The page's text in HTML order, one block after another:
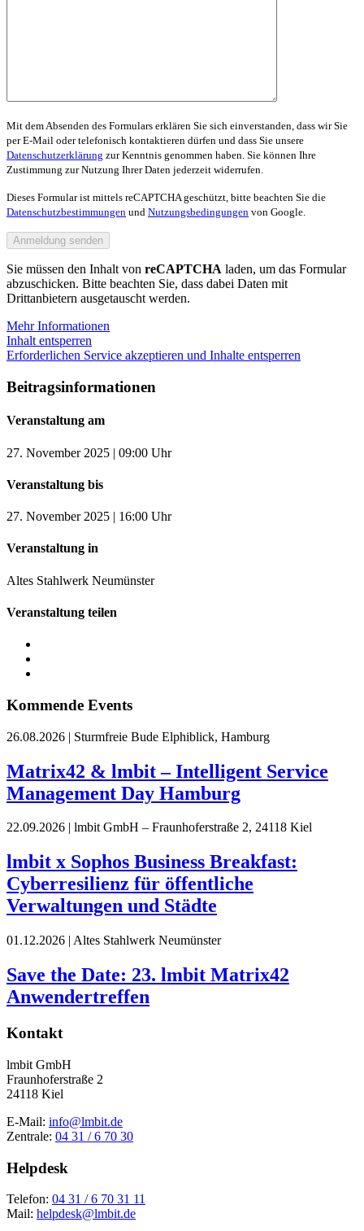
Mit dem Absenden des Formulars erklären Sie sich einverstanden, dass wir Sie
per E-Mail oder telefonisch kontaktieren dürfen und dass Sie unsere
Datenschutzerklärung zur Kenntnis genommen haben. Sie können Ihre
Zustimmung zur Nutzung Ihrer Daten jederzeit widerrufen.
Dieses Formular ist mittels reCAPTCHA geschützt, bitte beachten Sie die
Datenschutzbestimmungen und Nutzungsbedingungen von Google.
Sie müssen den Inhalt von reCAPTCHA laden, um das Formular
abzuschicken. Bitte beachten Sie, dass dabei Daten mit
Drittanbietern ausgetauscht werden.
Mehr Informationen
Inhalt entsperren
Erforderlichen Service akzeptieren und Inhalte entsperren
Beitragsinformationen
Veranstaltung am
27. November 2025 | 09:00 Uhr
Veranstaltung bis
27. November 2025 | 16:00 Uhr
Veranstaltung in
Altes Stahlwerk Neumünster
Veranstaltung teilen
Kommende Events
26.08.2026 | Sturmfreie Bude Elphiblick, Hamburg
Matrix42 & lmbit – Intelligent Service
Management Day Hamburg
22.09.2026 lmbit GmbH – Fraunhoferstraße 2, 24118 Kiel
lmbit x Sophos Business Breakfast:
Cyberresilienz für öffentliche
Verwaltungen und Städte
01.12.2026 | Altes Stahlwerk Neumünster
Save the Date: 23. lmbit Matrix42
Anwendertreffen
Kontakt
lmbit GmbH
Fraunhoferstraße 2
24118 Kiel
E-Mail: info@lmbit.de
Zentrale: 04 31 / 6 70 30
Helpdesk
Telefon: 04 31 / 6 70 31 11
Mail: helpdesk@lmbit.de